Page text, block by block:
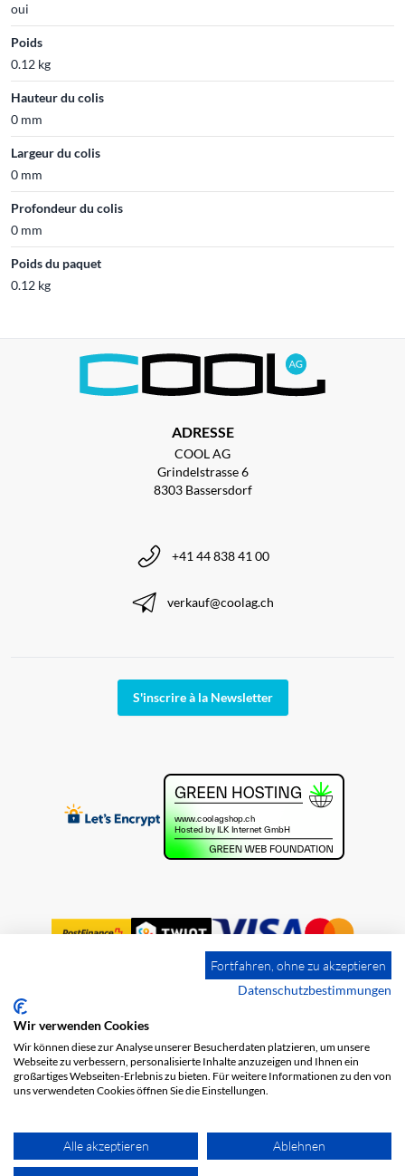
oui
Poids
0.12 kg
Hauteur du colis
0 mm
Largeur du colis
0 mm
Profondeur du colis
0 mm
Poids du paquet
0.12 kg
ADRESSE
COOL AG
Grindelstrasse 6
8303 Bassersdorf
+41 44 838 41 00
verkauf@coolag.ch
S'inscrire à la Newsletter
Impression
Protection des données
Fortfahren, ohne zu akzeptieren
Datenschutzbestimmungen
Wir verwenden Cookies
Wir können diese zur Analyse unserer Besucherdaten platzieren, um unsere
Webseite zu verbessern, personalisierte Inhalte anzuzeigen und Ihnen ein
großartiges Webseiten-Erlebnis zu bieten. Für weitere Informationen zu den von
uns verwendeten Cookies öffnen Sie die Einstellungen.
Alle akzeptieren Ablehnen